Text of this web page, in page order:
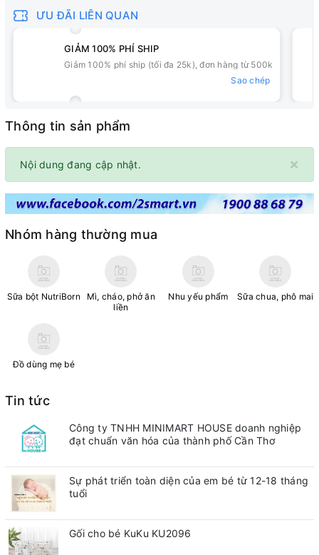
ƯU ĐÃI LIÊN QUAN
GIẢM 100% PHÍ SHIP
Giảm 100% phí ship (tối đa 25k), đơn hàng từ 500k
Sao chép
Thông tin sản phẩm
×
Nội dung đang cập nhật.
Nhóm hàng thường mua
Sữa bột NutriBorn
Mì, cháo, phở ăn
liền
Nhu yếu phẩm Sữa chua, phô mai
Đồ dùng mẹ bé
Tin tức
Công ty TNHH MINIMART HOUSE doanh nghiệp
đạt chuẩn văn hóa của thành phố Cần Thơ
Sự phát triển toàn diện của em bé từ 12-18 tháng
tuổi
Gối cho bé KuKu KU2096